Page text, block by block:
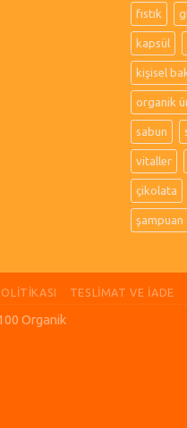
fıstık
kapsül
kişisel
organik
sabun
vitaller
çikolata
şampuan
TESLIMAT VE İADE
Organik